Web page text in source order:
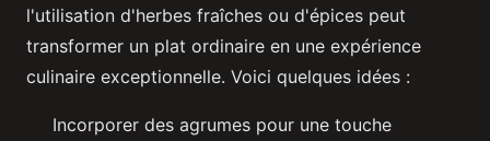
l'utilisation d'herbes fraîches ou d'épices peut
transformer un plat ordinaire en une expérience
culinaire exceptionnelle. Voici quelques idées :
Incorporer des agrumes pour une touche